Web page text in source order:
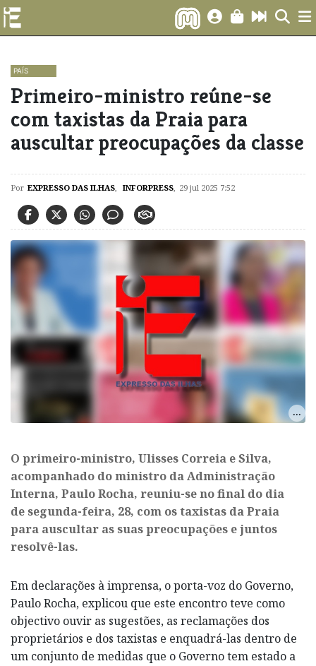
PAÍS
Primeiro-ministro reúne-se
com taxistas da Praia para
auscultar preocupações da classe
Por EXPRESSO DAS ILHAS, INFORPRESS, 29 jul 2025 7:52
​O primeiro-ministro, Ulisses Correia e Silva,
acompanhado do ministro da Administração
Interna, Paulo Rocha, reuniu-se no final do dia
de segunda-feira, 28, com os taxistas da Praia
para auscultar as suas preocupações e juntos
resolvê-las.
Em declarações à imprensa, o porta-voz do Governo,
Paulo Rocha, explicou que este encontro teve como
objectivo ouvir as sugestões, as reclamações dos
proprietários e dos taxistas e enquadrá-las dentro de
um conjunto de medidas que o Governo tem estado a